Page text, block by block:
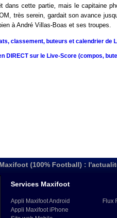
dans cette partie, mais le capitaine
très serein, gardait son avance
à André Villas-Boas et ses troupes.
classement, buteurs et calendrier de
DIRECT sur le Live-Score (compos,
Maxifoot (100% Football) :
Services Maxifoot
Appli Maxifoot Android
Appli Maxifoot iPhone
Flux